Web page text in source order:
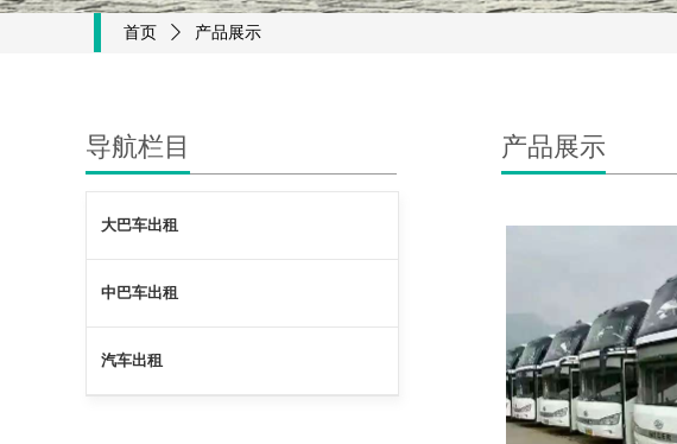
导航栏目 产品展示
大巴车出租
中巴车出租
汽车出租
首页 ꄲ 产品展示